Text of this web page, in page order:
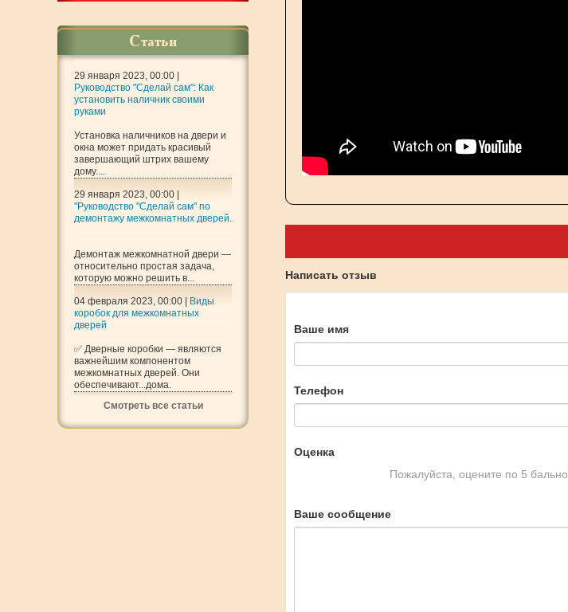
Статьи
29 января 2023, 00:00 |
Руководство "Сделай сам": Как
установить наличник своими
руками
Установка наличников на двери и
окна может придать красивый
завершающий штрих вашему
дому....
29 января 2023, 00:00 |
"Руководство "Сделай сам" по
демонтажу межкомнатных дверей.
Демонтаж межкомнатной двери —
относительно простая задача,
которую можно решить в...
04 февраля 2023, 00:00 |
Виды
коробок для межкомнатных
дверей
✅ Дверные коробки — являются
важнейшим компонентом
межкомнатных дверей. Они
обеспечивают...дома.
Смотреть все статьи
Написать отзыв
Ваше имя
Телефон
Оценка
Пожалуйста, оцените по 5
Ваше сообщение